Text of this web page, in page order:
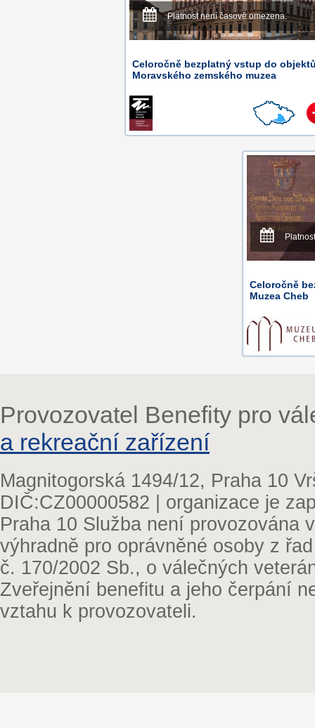
Platnost není časově omezena.
Celoročně bezplatný vstup do
Moravského zemského muzea
Celoročně
Muzea Cheb
Provozovatel Benefity pro
a rekreační zařízení
Magnitogorská 1494/12, Praha 10
DIČ:CZ00000582 | organizace je
Praha 10 Služba není provozována
výhradně pro oprávněné osoby z
č. 170/2002 Sb., o válečných
Zveřejnění benefitu a jeho čerpání
vztahu k provozovateli.